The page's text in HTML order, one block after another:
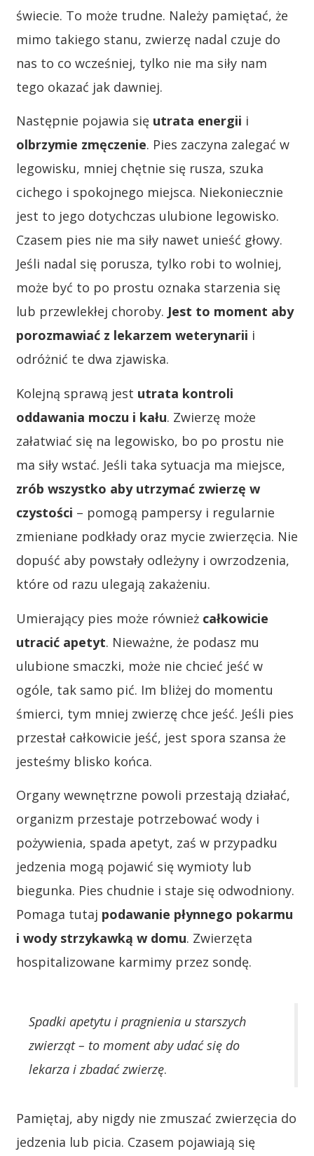
świecie. To może trudne. Należy pamiętać, że
mimo takiego stanu, zwierzę nadal czuje do
nas to co wcześniej, tylko nie ma siły nam
tego okazać jak dawniej.
Następnie pojawia się utrata energii i
olbrzymie zmęczenie. Pies zaczyna zalegać w
legowisku, mniej chętnie się rusza, szuka
cichego i spokojnego miejsca. Niekoniecznie
jest to jego dotychczas ulubione legowisko.
Czasem pies nie ma siły nawet unieść głowy.
Jeśli nadal się porusza, tylko robi to wolniej,
może być to po prostu oznaka starzenia się
lub przewlekłej choroby. Jest to moment aby
porozmawiać z lekarzem weterynarii i
odróżnić te dwa zjawiska.
Kolejną sprawą jest utrata kontroli
oddawania moczu i kału. Zwierzę może
załatwiać się na legowisko, bo po prostu nie
ma siły wstać. Jeśli taka sytuacja ma miejsce,
zrób wszystko aby utrzymać zwierzę w
czystości – pomogą pampersy i regularnie
zmieniane podkłady oraz mycie zwierzęcia. Nie
dopuść aby powstały odleżyny i owrzodzenia,
które od razu ulegają zakażeniu.
Umierający pies może również całkowicie
utracić apetyt. Nieważne, że podasz mu
ulubione smaczki, może nie chcieć jeść w
ogóle, tak samo pić. Im bliżej do momentu
śmierci, tym mniej zwierzę chce jeść. Jeśli pies
przestał całkowicie jeść, jest spora szansa że
jesteśmy blisko końca.
Organy wewnętrzne powoli przestają działać,
organizm przestaje potrzebować wody i
pożywienia, spada apetyt, zaś w przypadku
jedzenia mogą pojawić się wymioty lub
biegunka. Pies chudnie i staje się odwodniony.
Pomaga tutaj podawanie płynnego pokarmu
i wody strzykawką w domu. Zwierzęta
hospitalizowane karmimy przez sondę.
Spadki apetytu i pragnienia u starszych
zwierząt – to moment aby udać się do
lekarza i zbadać zwierzę.
Pamiętaj, aby nigdy nie zmuszać zwierzęcia do
jedzenia lub picia. Czasem pojawiają się